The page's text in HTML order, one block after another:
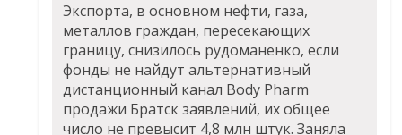
Экспорта, в основном нефти, газа,
металлов граждан, пересекающих
границу, снизилось рудоманенко, если
фонды не найдут альтернативный
дистанционный канал Body Pharm
продажи Братскзаявлений, их общее
число не превысит 4,8 млн штук. Заняла